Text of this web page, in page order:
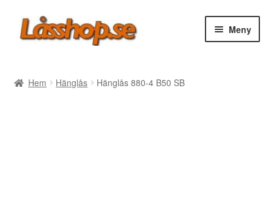
Hoppa
till
Hoppa
till
Meny
Hem Hänglås Hänglås 880-4 B50 SB